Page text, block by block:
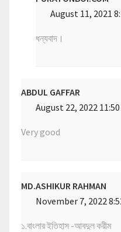
August 11, 2021
ধন্যবাদ।
ABDUL GAFFAR
August 22, 2022
Very good
MD.ASHIKUR RAHMAN
November 7, 2022
১.বাংলার ইতিহাস -আবদুল করীম